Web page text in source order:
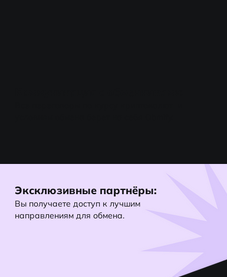
Вы получаете доступ к лучшим
направлениям для обмена.
Эксклюзивные партнёры: